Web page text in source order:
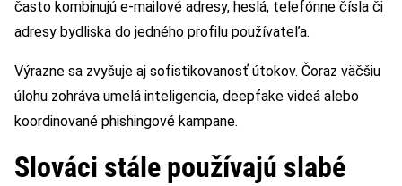
často kombinujú e-mailové adresy, heslá, telefónne čísla či
adresy bydliska do jedného profilu používateľa.
Výrazne sa zvyšuje aj sofistikovanosť útokov. Čoraz väčšiu
úlohu zohráva umelá inteligencia, deepfake videá alebo
koordinované phishingové kampane.
Slováci stále používajú slabé